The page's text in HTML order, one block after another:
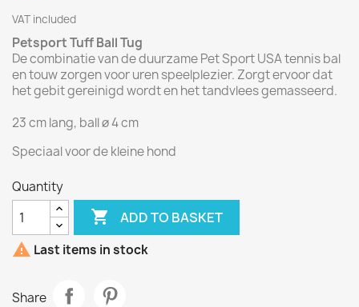
VAT included
Petsport Tuff Ball Tug
De combinatie van de duurzame Pet Sport USA tennis bal
en touw zorgen voor uren speelplezier. Zorgt ervoor dat
het gebit gereinigd wordt en het tandvlees gemasseerd.
23 cm lang, ball ø 4 cm
Speciaal voor de kleine hond
Quantity
 ADD TO BASKET
 Last items in stock
Share